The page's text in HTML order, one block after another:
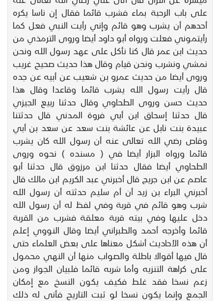
على باب الرحبة بماء فشرب قائما فقال إن ناسا يكره
أحدهم أن يشرب وهو قائم وإني رأيت النبي فعل كما
رأيتموني فعلت ورواه أبو داود أيضا وروى الترمذي من
حديث ابن عمر قال كنا نأكل على عهد رسول الله ونحن
نمشي ونشرب ونحن قيام وقال هذا حديث صحيح غريب
وروى أيضا من حديث عمرو بن شعيب عن أبيه عن جده
قال رأيت رسول الله يشرب قائما وقاعدا وقال هذا
حديث حسن وروى الطحاوي وقال حدثنا ربيع الجيزي
قال حدثنا إسحاق ابن أبي فروة المدني قال حدثتنا
عبيدة بنت نابل عن عائشة بنت سعد عن سعد بن أبي
وقاص رضي الله تعالى عنه أن رسول الله كان يشرب
قائما ورواه البزار أيضا في ( مسنده ) نحوه وروى
الطحاوي أيضا فقال حدثنا ابن مرزوق قال حدثنا أبو
عاصم عن ابن جريج قال أخبرني عبد الكريم ابن مالك قال
أخبرني البراء بن زيد أن أم سليم حدثته أن رسول الله
شرب وهو قائم في قربة وفي لفظ له أن رسول الله
دخل عليها وفي بيته قربة معلقة فشرب من القربة
قائما وأخرجه أحمد والطبراني أيضا وقال النووي إعلم
أن هذه الأحاديث أشكل معناها على بعض العلماء حتى
قال فيها أقوالا باطلة والصواب منها أن النهي محمول
على كراهة التنزيه وأما شربه قائما فلبيان الجواز ومن
زعم نسخا فقد غلط فكيف يكون النسخ مع إمكان
الجمع وإنما يكون نسخا لو ثبت التاريح فأنى له ذلك